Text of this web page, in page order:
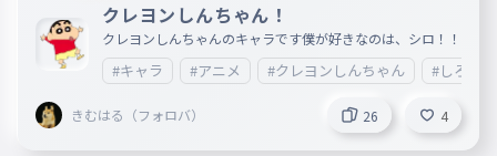
クレヨンしんちゃん！
クレヨンしんちゃんのキャラです僕が好きなのは、シロ！！
#キャラ #アニメ #クレヨンしんちゃん #しろ
きむはる（フォロバ） 26 4